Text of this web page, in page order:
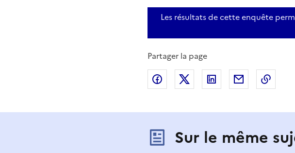
Les résultats de cette enquête
Partager la page
Partager sur Facebook
Partager sur XPartager sur LinkedIn
Partager par
Sur le même